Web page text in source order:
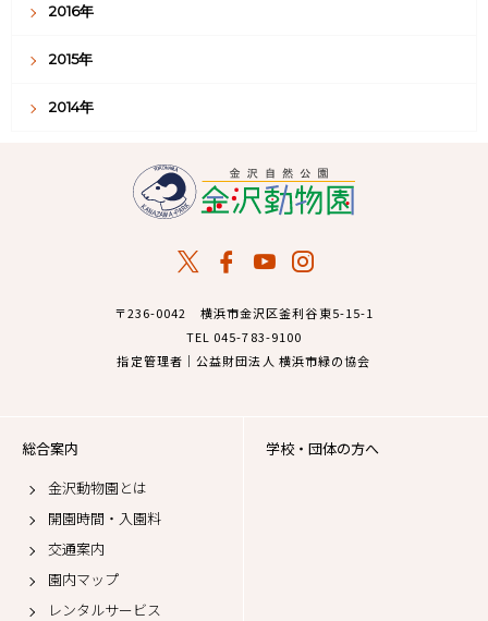
2016年
2015年
2014年
〒236-0042 横浜市金沢区釜利谷東5-15-1
TEL 045-783-9100
指定管理者｜公益財団法人 横浜市緑の協会
総合案内
金沢動物園とは
開園時間・入園料
交通案内
園内マップ
レンタルサービス
学校・団体の方へ